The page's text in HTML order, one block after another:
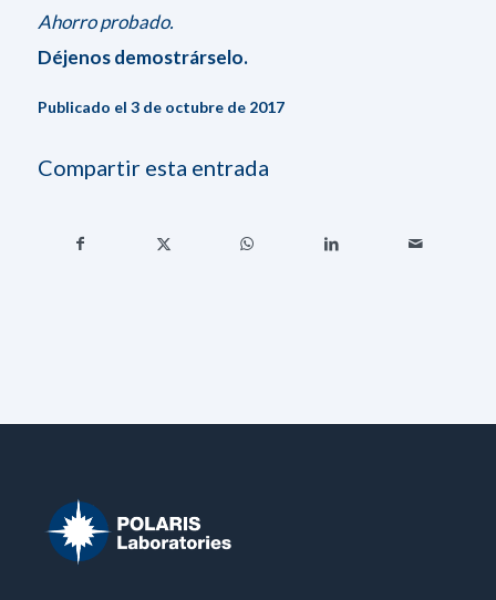
Ahorro probado.
Déjenos demostrárselo.
Publicado el 3 de octubre de 2017
Compartir esta entrada